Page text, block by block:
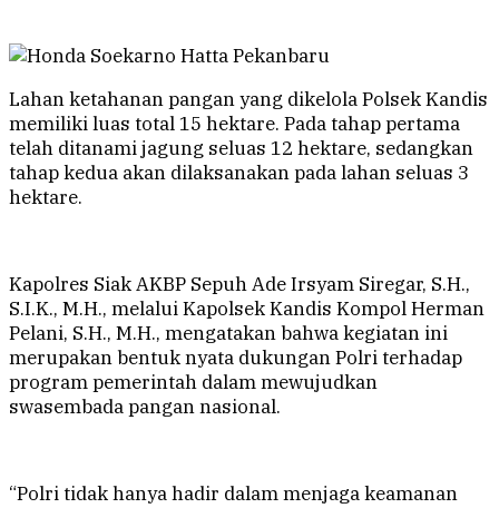
Lahan ketahanan pangan yang dikelola Polsek Kandis
memiliki luas total 15 hektare. Pada tahap pertama
telah ditanami jagung seluas 12 hektare, sedangkan
tahap kedua akan dilaksanakan pada lahan seluas 3
hektare.
Kapolres Siak AKBP Sepuh Ade Irsyam Siregar, S.H.,
S.I.K., M.H., melalui Kapolsek Kandis Kompol Herman
Pelani, S.H., M.H., mengatakan bahwa kegiatan ini
merupakan bentuk nyata dukungan Polri terhadap
program pemerintah dalam mewujudkan
swasembada pangan nasional.
“Polri tidak hanya hadir dalam menjaga keamanan